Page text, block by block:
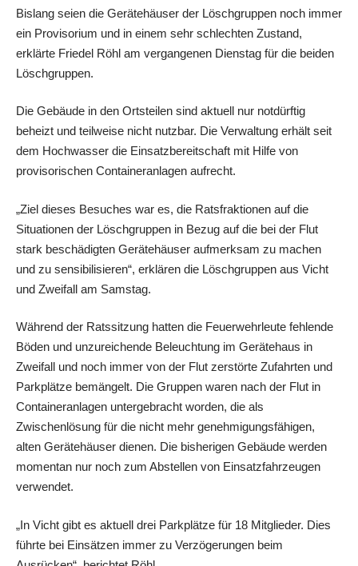
Bislang seien die Gerätehäuser der Löschgruppen noch immer
ein Provisorium und in einem sehr schlechten Zustand,
erklärte Friedel Röhl am vergangenen Dienstag für die beiden
Löschgruppen.
Die Gebäude in den Ortsteilen sind aktuell nur notdürftig
beheizt und teilweise nicht nutzbar. Die Verwaltung erhält seit
dem Hochwasser die Einsatzbereitschaft mit Hilfe von
provisorischen Containeranlagen aufrecht.
„Ziel dieses Besuches war es, die Ratsfraktionen auf die
Situationen der Löschgruppen in Bezug auf die bei der Flut
stark beschädigten Gerätehäuser aufmerksam zu machen
und zu sensibilisieren“, erklären die Löschgruppen aus Vicht
und Zweifall am Samstag.
Während der Ratssitzung hatten die Feuerwehrleute fehlende
Böden und unzureichende Beleuchtung im Gerätehaus in
Zweifall und noch immer von der Flut zerstörte Zufahrten und
Parkplätze bemängelt. Die Gruppen waren nach der Flut in
Containeranlagen untergebracht worden, die als
Zwischenlösung für die nicht mehr genehmigungsfähigen,
alten Gerätehäuser dienen. Die bisherigen Gebäude werden
momentan nur noch zum Abstellen von Einsatzfahrzeugen
verwendet.
„In Vicht gibt es aktuell drei Parkplätze für 18 Mitglieder. Dies
führte bei Einsätzen immer zu Verzögerungen beim